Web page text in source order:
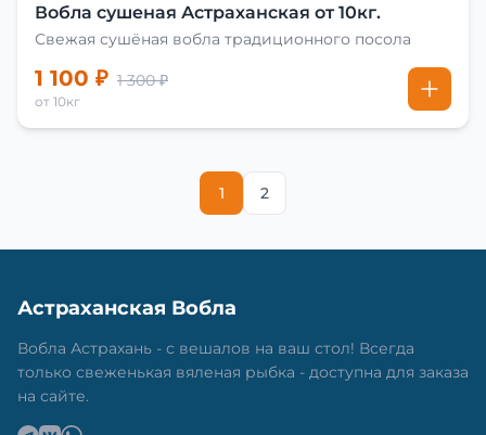
Вобла сушеная Астраханская от 10кг.
Свежая сушёная вобла традиционного посола
1 100 ₽ 1 300 ₽
от 10кг
1 2
Астраханская Вобла
Вобла Астрахань - с вешалов на ваш стол! Всегда
только свеженькая вяленая рыбка - доступна для заказа
на сайте.